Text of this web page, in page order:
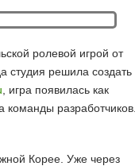
ролевой игрой от
студия решила создать
, игра появилась как
команды разработчиков.
Корее. Уже через